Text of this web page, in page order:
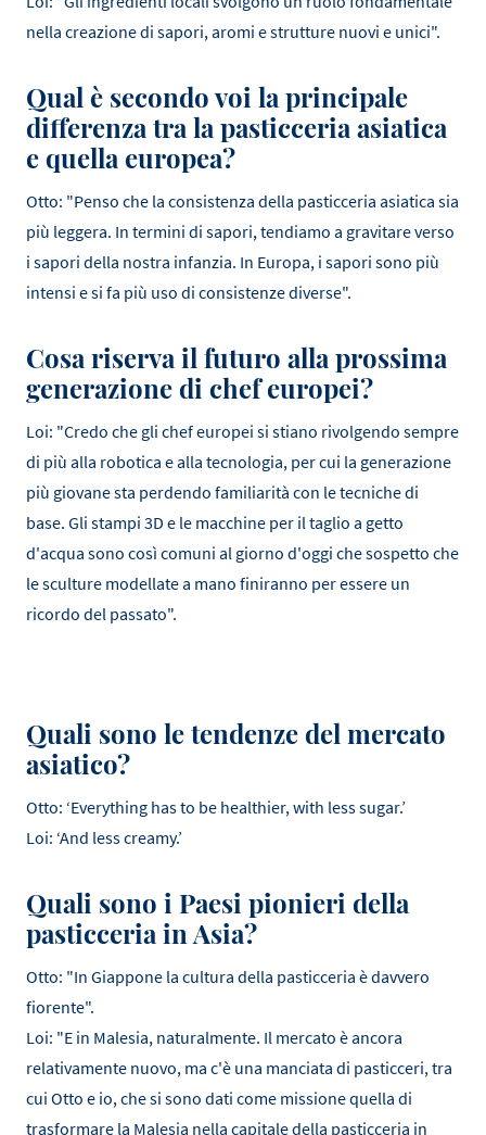
nella creazione di sapori, aromi e strutture nuovi e unici".
Qual è secondo voi la principale
differenza tra la pasticceria asiatica
e quella europea?
Otto: "Penso che la consistenza della pasticceria asiatica sia
più leggera. In termini di sapori, tendiamo a gravitare verso
i sapori della nostra infanzia. In Europa, i sapori sono più
intensi e si fa più uso di consistenze diverse".
Cosa riserva il futuro alla prossima
generazione di chef europei?
Loi: "Credo che gli chef europei si stiano rivolgendo sempre
di più alla robotica e alla tecnologia, per cui la generazione
più giovane sta perdendo familiarità con le tecniche di
base. Gli stampi 3D e le macchine per il taglio a getto
d'acqua sono così comuni al giorno d'oggi che sospetto che
le sculture modellate a mano finiranno per essere un
ricordo del passato".
Quali sono le tendenze del mercato
asiatico?
Otto: ‘Everything has to be healthier, with less sugar.’
Loi: ‘And less creamy.’
Quali sono i Paesi pionieri della
pasticceria in Asia?
Otto: "In Giappone la cultura della pasticceria è davvero
fiorente".
Loi: "E in Malesia, naturalmente. Il mercato è ancora
relativamente nuovo, ma c'è una manciata di pasticceri, tra
cui Otto e io, che si sono dati come missione quella di
trasformare la Malesia nella capitale della pasticceria in